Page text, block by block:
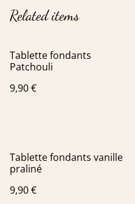
Related items
Tablette fondants
Patchouli
9,90 €
Tablette fondants vanille
praliné
9,90 €